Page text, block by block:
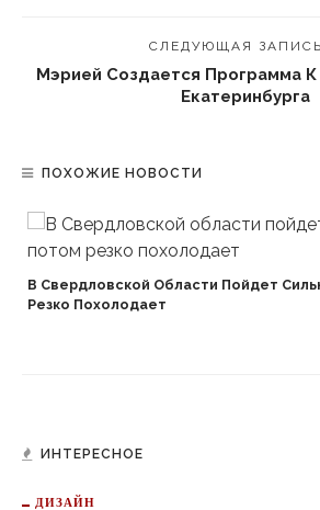
СЛЕДУЮЩАЯ ЗАПИСЬ
Мэрией Создается Программа
Екатеринбурга
ПОХОЖИЕ НОВОСТИ
В Свердловской Области Пойдет
Резко Похолодает
ИНТЕРЕСНОЕ
ДИЗАЙН